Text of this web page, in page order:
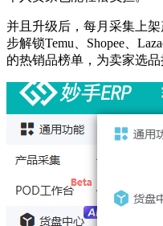
并且升级后，每月采集上
步解锁Temu、Shopee、
的热销品榜单，为卖家选品